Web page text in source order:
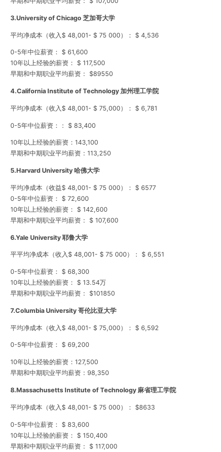
3.University of Chicago 芝加哥大学
平均净成本（收入$ 48,001- $ 75 000）： $ 4,536
0-5年中位薪资： $ 61,600
10年以上经验的薪资： $ 117,500
早期和中期职业平均薪资： $89550
4.California Institute of Technology 加州理工学院
平均净成本（收入$ 48,001- $ 75,000）： $ 6,781
0-5年中位薪资：： $ 83,400
10年以上经验的薪资：143,100
早期和中期职业平均薪资：113,250
5.Harvard University 哈佛大学
平均净成本（收益$ 48,001- $ 75 000）： $ 6577
0-5年中位薪资： $ 72,600
10年以上经验的薪资： $ 142,600
早期和中期职业平均薪资： $ 107,600
6.Yale University 耶鲁大学
平平均净成本（收入$ 48,001- $ 75 000）： $ 6,551
0-5年中位薪资： $ 68,300
10年以上经验的薪资： $ 13.54万
早期和中期职业平均薪资： $101850
7.Columbia University 哥伦比亚大学
平均净成本（收入$ 48,001- $ 75,000）： $ 6,592
0-5年中位薪资： $ 69,200
10年以上经验的薪资：127,500
早期和中期职业平均薪资：98,350
8.Massachusetts Institute of Technology 麻省理工学院
平均净成本（收入$ 48,001- $ 75 000）： $8633
0-5年中位薪资： $ 83,600
10年以上经验的薪资： $ 150,400
早期和中期职业平均薪资： $ 117,000